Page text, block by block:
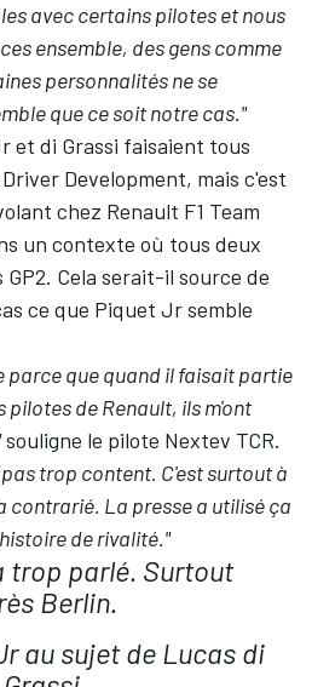
avec certains pilotes et nous
ensemble, des gens comme
personnalités ne se
que ce soit notre cas."
et di Grassi faisaient tous
Development, mais c'est
chez Renault F1 Team
un contexte où tous deux
Cela serait-il source de
ce que Piquet Jr semble
parce que quand il faisait partie
pilotes de Renault, ils m'ont
souligne le pilote Nextev TCR.
trop content. C'est surtout à
contrarié. La presse a utilisé ça
de rivalité."
trop parlé. Surtout
Berlin.
au sujet de Lucas di